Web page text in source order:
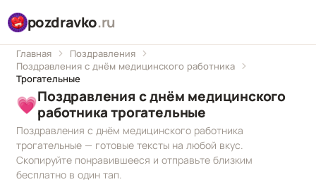
pozdravko.ru
Главная
Поздравления
Поздравления с днём медицинского работника
Трогательные
💗Поздравления с днём медицинского
работника трогательные
Поздравления с днём медицинского работника
трогательные — готовые тексты на любой вкус.
Скопируйте понравившееся и отправьте близким
бесплатно в один тап.